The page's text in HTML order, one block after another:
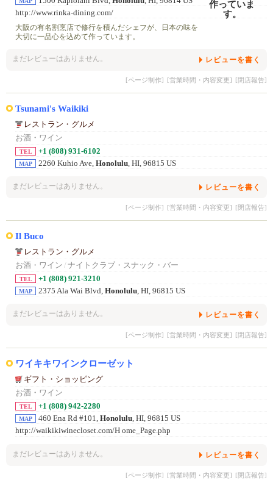
http://www.rinka-dining.com/
大阪の有名割烹店で修行を積んだシェフが、日本の味を
大切に一品心を込めて作っています。
まだレビューはありません。 レビューを書く
[ページ制作] [営業時間・内容変更] [閉店報告]
Tsunami's Waikiki
レストラン・グルメ
お酒・ワイン
TEL +1 (808) 931-6102
MAP 2260 Kuhio Ave, Honolulu, HI, 96815 US
まだレビューはありません。 レビューを書く
[ページ制作] [営業時間・内容変更] [閉店報告]
Il Buco
レストラン・グルメ
お酒・ワイン / ナイトクラブ・スナック・バー
TEL +1 (808) 921-3210
MAP 2375 Ala Wai Blvd, Honolulu, HI, 96815 US
まだレビューはありません。 レビューを書く
[ページ制作] [営業時間・内容変更] [閉店報告]
ワイキキワインクローゼット
ギフト・ショッピング
お酒・ワイン
TEL +1 (808) 942-2280
MAP 460 Ena Rd #101, Honolulu, HI, 96815 US
http://waikikiwinecloset.com/H ome_Page.php
まだレビューはありません。 レビューを書く
[ページ制作] [営業時間・内容変更] [閉店報告]